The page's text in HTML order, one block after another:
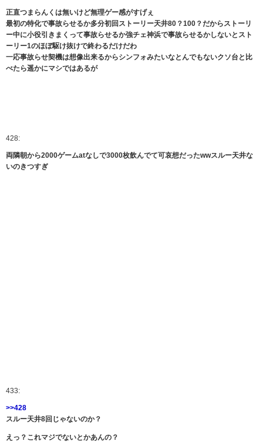
正直つまらんくは無いけど無理ゲー感がすげぇ
最初の特化で事故らせるか多分初回ストーリー天井80？100？だからストーリ
ー中に小役引きまくって事故らせるか強チェ神浜で事故らせるかしないとスト
ーリー1のほぼ駆け抜けで終わるだけだわ
一応事故らせ契機は想像出来るからシンフォみたいなとんでもないクソ台と比
べたら遥かにマシではあるが
428:
両隣朝から2000ゲームatなしで3000枚飲んでて可哀想だったwwスルー天井な
いのきつすぎ
433:
>>428
スルー天井8回じゃないのか？
えっ？これマジでないとかあんの？